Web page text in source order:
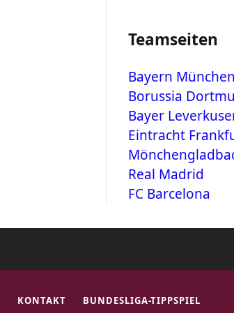
Teamseiten
Bayern München
Borussia
Bayer
Eintracht
Real Madrid
FC Barcelona
KONTAKT BUNDESLIGA-TIPPSPIEL